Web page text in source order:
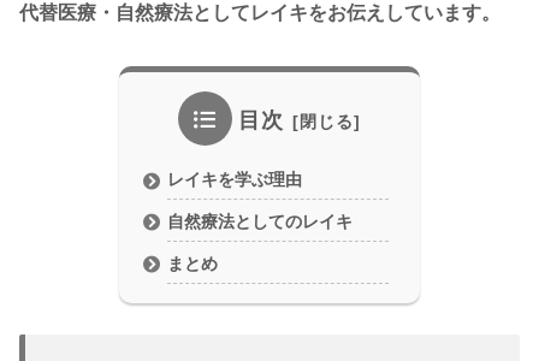
代替医療・自然療法としてレイキをお伝えしています。
目次
レイキを学ぶ理由
自然療法としてのレイキ
まとめ